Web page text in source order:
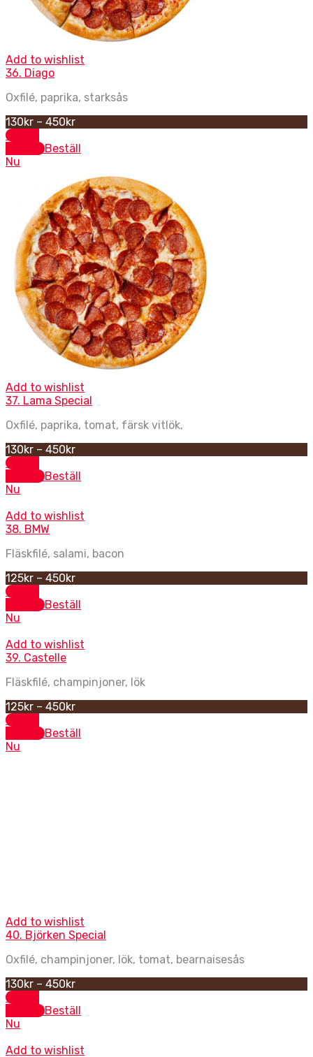
Add to wishlist
36. Diago
Oxfilé, paprika, starksås
130kr – 450kr
Select
optionsBeställ
Nu
Add to wishlist
37. Lama Special
Oxfilé, paprika, tomat, färsk vitlök,
130kr – 450kr
Select
optionsBeställ
Nu
Add to wishlist
38. BMW
Fläskfilé, salami, bacon
125kr – 450kr
Select
optionsBeställ
Nu
Add to wishlist
39. Castelle
Fläskfilé, champinjoner, lök
125kr – 450kr
Select
optionsBeställ
Nu
Add to wishlist
40. Björken Special
Oxfilé, champinjoner, lök, tomat, bearnaisesås
130kr – 450kr
Select
optionsBeställ
Nu
Add to wishlist